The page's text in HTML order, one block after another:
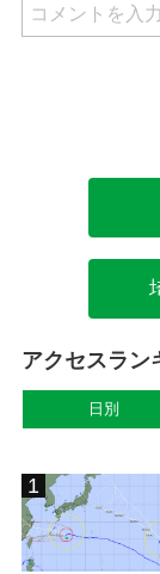
アクセスラン
日別